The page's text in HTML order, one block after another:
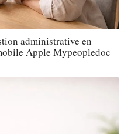
administrative en
Apple Mypeopledoc